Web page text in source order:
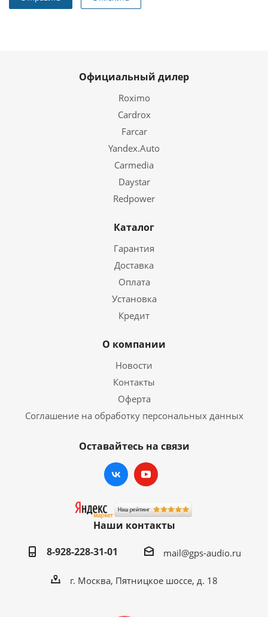
Официальный дилер
Roximo
Cardrox
Farcar
Yandex.Auto
Carmedia
Daystar
Redpower
Каталог
Гарантия
Доставка
Оплата
Установка
Кредит
О компании
Новости
Контакты
Оферта
Соглашение на обработку персональных данных
Оставайтесь на связи
Наши контакты
8-928-228-31-01
mail@gps-audio.ru
г. Москва, Пятницкое шоссе, д. 18